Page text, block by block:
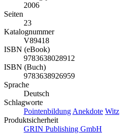
2006
Seiten
23
Katalognummer
V89418
ISBN (eBook)
9783638028912
ISBN (Buch)
9783638926959
Sprache
Deutsch
Schlagworte
Pointenbildung Anekdote Witz
Produktsicherheit
GRIN Publishing GmbH